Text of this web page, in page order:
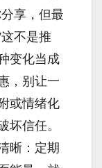
享，但最
不是推
变化当成
，别让一
或情绪化
坏信任。
晰：定期